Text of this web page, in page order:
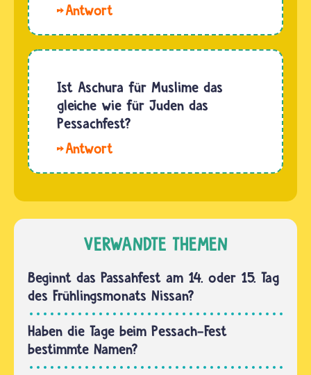
Israeliten
Bibel…
einem
bestimmten
Jahr
Es hat
sich
schon
lange
Nein, ein
Opferfest
wie im
Islam
im
Judentum
Tempels,
Ist Aschura für Muslime das
gleiche wie für Juden das
Pessachfest?
Aschura
hat für
Musliminnen
Muslime keine
so
große Bedeutung
wie das
Pessachfest
für…
VERWANDTE THEMEN
Beginnt das Passahfest am 14. oder 15. Tag
des Frühlingsmonats Nissan?
Haben die Tage beim Pessach-Fest
bestimmte Namen?